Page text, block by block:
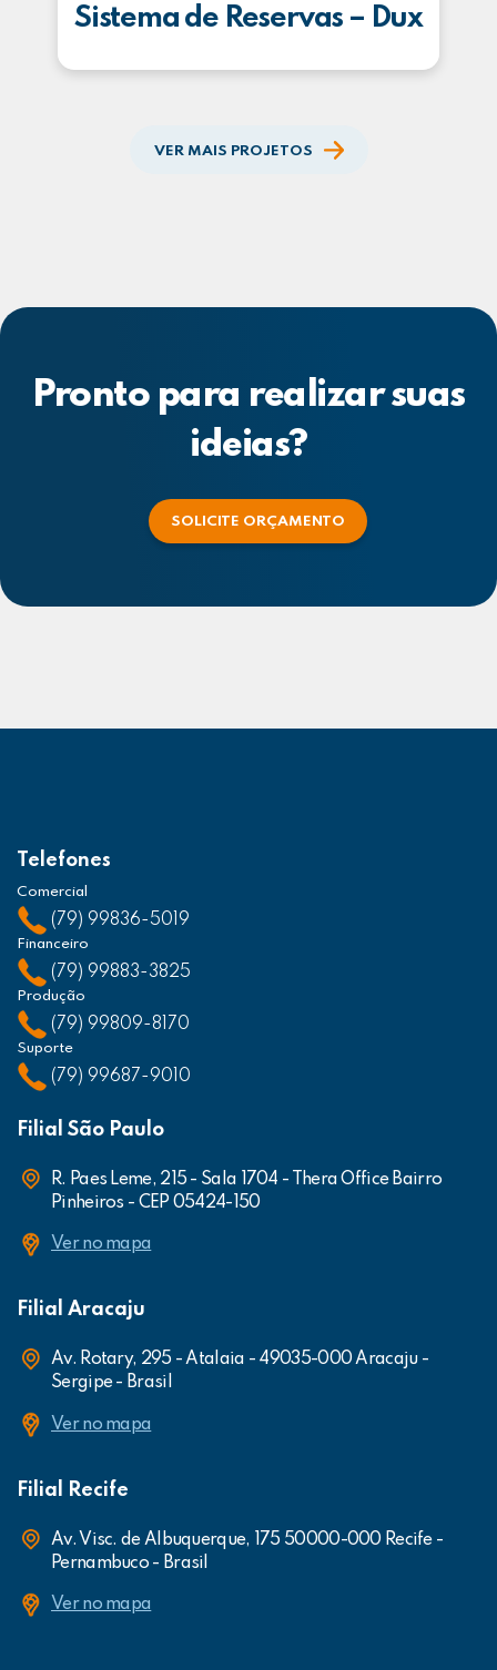
Sistema de Reservas – Dux
VER MAIS PROJETOS
Pronto para realizar suas
ideias?
SOLICITE ORÇAMENTO
Telefones
Comercial
(79) 99836-5019
Financeiro
(79) 99883-3825
Produção
(79) 99809-8170
Suporte
(79) 99687-9010
Filial São Paulo
R. Paes Leme, 215 - Sala 1704 - Thera Office Bairro
Pinheiros - CEP 05424-150
Ver no mapa
Filial Aracaju
Av. Rotary, 295 - Atalaia - 49035-000 Aracaju -
Sergipe - Brasil
Ver no mapa
Filial Recife
Av. Visc. de Albuquerque, 175 50000-000 Recife -
Pernambuco - Brasil
Ver no mapa